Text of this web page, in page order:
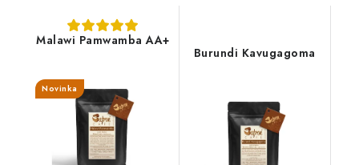
Malawi Pamwamba AA+
Novinka
Burundi Kavugagoma